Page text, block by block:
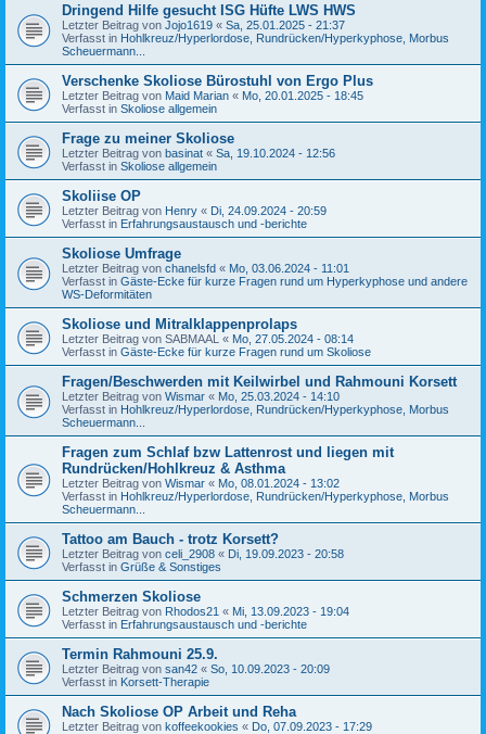
Dringend Hilfe gesucht ISG Hüfte LWS HWS
Letzter Beitrag von Jojo1619 « Sa, 25.01.2025 - 21:37
Verfasst in Hohlkreuz/Hyperlordose, Rundrücken/Hyperkyphose, Morbus
Scheuermann...
Verschenke Skoliose Bürostuhl von Ergo Plus
Letzter Beitrag von Maid Marian « Mo, 20.01.2025 - 18:45
Verfasst in Skoliose allgemein
Frage zu meiner Skoliose
Letzter Beitrag von basinat « Sa, 19.10.2024 - 12:56
Verfasst in Skoliose allgemein
Skoliise OP
Letzter Beitrag von Henry « Di, 24.09.2024 - 20:59
Verfasst in Erfahrungsaustausch und -berichte
Skoliose Umfrage
Letzter Beitrag von chanelsfd « Mo, 03.06.2024 - 11:01
Verfasst in Gäste-Ecke für kurze Fragen rund um Hyperkyphose und andere
WS-Deformitäten
Skoliose und Mitralklappenprolaps
Letzter Beitrag von SABMAAL « Mo, 27.05.2024 - 08:14
Verfasst in Gäste-Ecke für kurze Fragen rund um Skoliose
Fragen/Beschwerden mit Keilwirbel und Rahmouni Korsett
Letzter Beitrag von Wismar « Mo, 25.03.2024 - 14:10
Verfasst in Hohlkreuz/Hyperlordose, Rundrücken/Hyperkyphose, Morbus
Scheuermann...
Fragen zum Schlaf bzw Lattenrost und liegen mit
Rundrücken/Hohlkreuz & Asthma
Letzter Beitrag von Wismar « Mo, 08.01.2024 - 13:02
Verfasst in Hohlkreuz/Hyperlordose, Rundrücken/Hyperkyphose, Morbus
Scheuermann...
Tattoo am Bauch - trotz Korsett?
Letzter Beitrag von celi_2908 « Di, 19.09.2023 - 20:58
Verfasst in Grüße & Sonstiges
Schmerzen Skoliose
Letzter Beitrag von Rhodos21 « Mi, 13.09.2023 - 19:04
Verfasst in Erfahrungsaustausch und -berichte
Termin Rahmouni 25.9.
Letzter Beitrag von san42 « So, 10.09.2023 - 20:09
Verfasst in Korsett-Therapie
Nach Skoliose OP Arbeit und Reha
Letzter Beitrag von koffeekookies « Do, 07.09.2023 - 17:29